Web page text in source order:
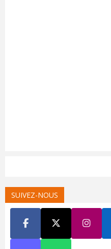
SUIVEZ-NOUS